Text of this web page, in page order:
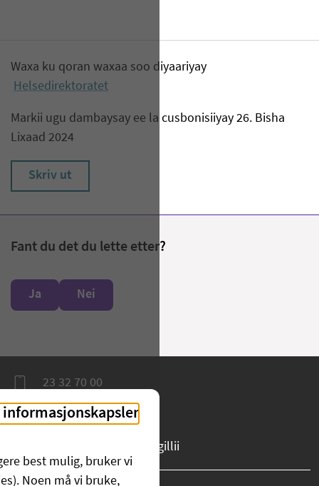
Waxa ku qoran waxaa soo diyaariyay
Helsedirektoratet
Markii ugu dambaysay ee la cusbonisiiyay 26. Bisha
Lixaad 2024
Skriv ut
Fant du det du lette etter?
Ja Nei